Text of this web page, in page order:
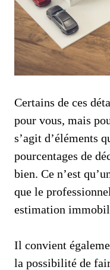
Certains de ces
pour vous, mais
s’agit d’éléments
pourcentages de
bien. Ce n’est
que le
estimation
Il convient
la possibilité de